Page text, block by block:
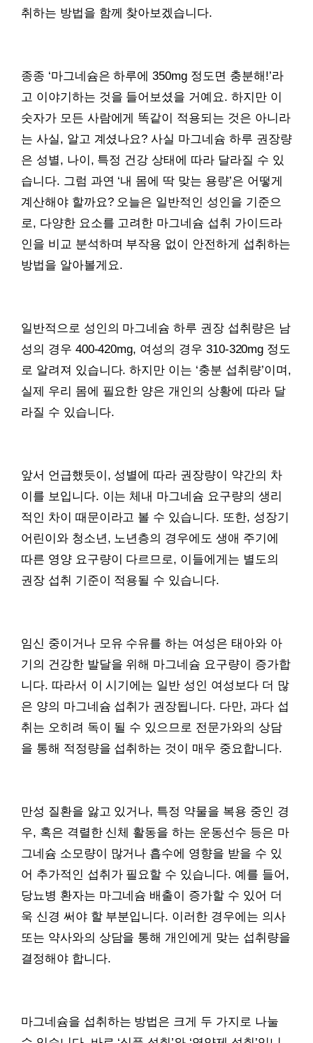
취하는 방법을 함께 찾아보겠습니다.
종종 ‘마그네슘은 하루에 350mg 정도면 충분해!’라
고 이야기하는 것을 들어보셨을 거예요. 하지만 이
숫자가 모든 사람에게 똑같이 적용되는 것은 아니라
는 사실, 알고 계셨나요? 사실 마그네슘 하루 권장량
은 성별, 나이, 특정 건강 상태에 따라 달라질 수 있
습니다. 그럼 과연 ‘내 몸에 딱 맞는 용량’은 어떻게
계산해야 할까요? 오늘은 일반적인 성인을 기준으
로, 다양한 요소를 고려한 마그네슘 섭취 가이드라
인을 비교 분석하며 부작용 없이 안전하게 섭취하는
방법을 알아볼게요.
일반적으로 성인의 마그네슘 하루 권장 섭취량은 남
성의 경우 400-420mg, 여성의 경우 310-320mg 정도
로 알려져 있습니다. 하지만 이는 ‘충분 섭취량’이며,
실제 우리 몸에 필요한 양은 개인의 상황에 따라 달
라질 수 있습니다.
앞서 언급했듯이, 성별에 따라 권장량이 약간의 차
이를 보입니다. 이는 체내 마그네슘 요구량의 생리
적인 차이 때문이라고 볼 수 있습니다. 또한, 성장기
어린이와 청소년, 노년층의 경우에도 생애 주기에
따른 영양 요구량이 다르므로, 이들에게는 별도의
권장 섭취 기준이 적용될 수 있습니다.
임신 중이거나 모유 수유를 하는 여성은 태아와 아
기의 건강한 발달을 위해 마그네슘 요구량이 증가합
니다. 따라서 이 시기에는 일반 성인 여성보다 더 많
은 양의 마그네슘 섭취가 권장됩니다. 다만, 과다 섭
취는 오히려 독이 될 수 있으므로 전문가와의 상담
을 통해 적정량을 섭취하는 것이 매우 중요합니다.
만성 질환을 앓고 있거나, 특정 약물을 복용 중인 경
우, 혹은 격렬한 신체 활동을 하는 운동선수 등은 마
그네슘 소모량이 많거나 흡수에 영향을 받을 수 있
어 추가적인 섭취가 필요할 수 있습니다. 예를 들어,
당뇨병 환자는 마그네슘 배출이 증가할 수 있어 더
욱 신경 써야 할 부분입니다. 이러한 경우에는 의사
또는 약사와의 상담을 통해 개인에게 맞는 섭취량을
결정해야 합니다.
마그네슘을 섭취하는 방법은 크게 두 가지로 나눌